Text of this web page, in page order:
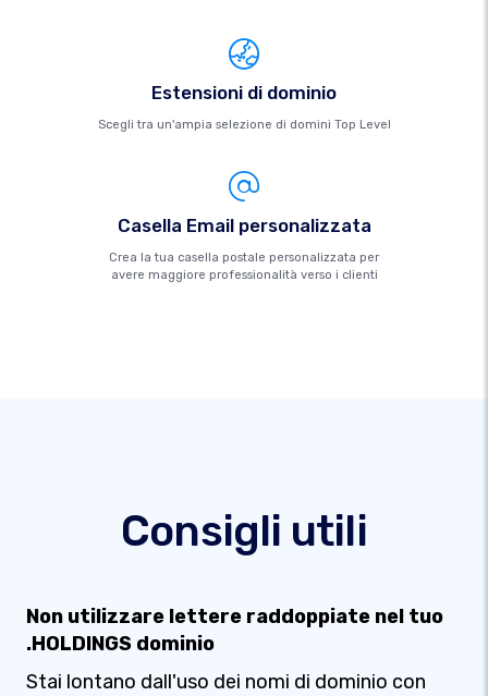
Estensioni di dominio
Scegli tra un'ampia selezione di domini Top Level
Casella Email personalizzata
Crea la tua casella postale personalizzata per
avere maggiore professionalità verso i clienti
Consigli utili
Non utilizzare lettere raddoppiate nel tuo
.HOLDINGS dominio
Stai lontano dall'uso dei nomi di dominio con